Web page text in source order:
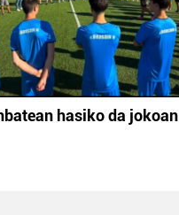
hasiko da jokoan